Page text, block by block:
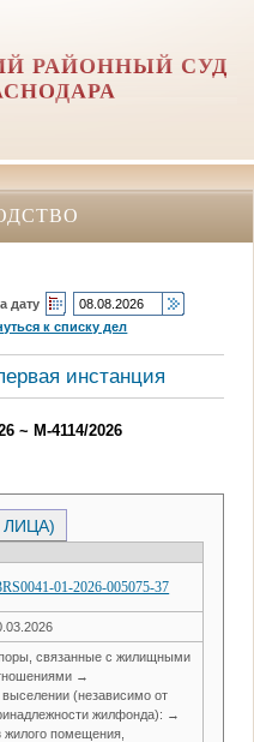
РАЙОННЫЙ СУД
дату
к списку дел
инстанция
~ М-4114/2026
01-2026-005075-37
связанные с жилищными
→
(независимо от
жилфонда): →
жилого помещения,